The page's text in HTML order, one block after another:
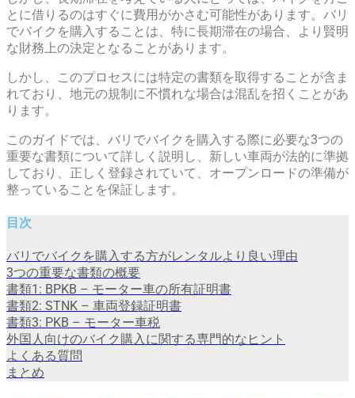
とに借りるのはすぐに費用がかさむ可能性があります。バリ
でバイクを購入することは、特に長期滞在の場合、より賢明
な財務上の決定となることがあります。
しかし、このプロセスには特定の書類を取得することが含ま
れており、地元の規制に不慣れな場合は混乱を招くことがあ
ります。
このガイドでは、バリでバイクを購入する際に必要な3つの
重要な書類について詳しく説明し、新しい車両が法的に準拠
しており、正しく登録されていて、オープンロードの準備が
整っていることを保証します。
目次
バリでバイクを購入する方がレンタルより良い理由
3つの重要な書類の概要
書類1: BPKB – モーター車の所有証明書
書類2: STNK – 車両登録証明書
書類3: PKB – モーター車税
外国人向けのバイク購入に関する専門的なヒント
よくある質問
まとめ